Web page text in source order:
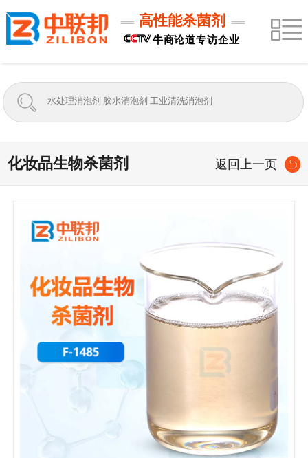
高性能杀菌剂
牛商论道专访企业
化妆品生物杀菌剂 返回上一页